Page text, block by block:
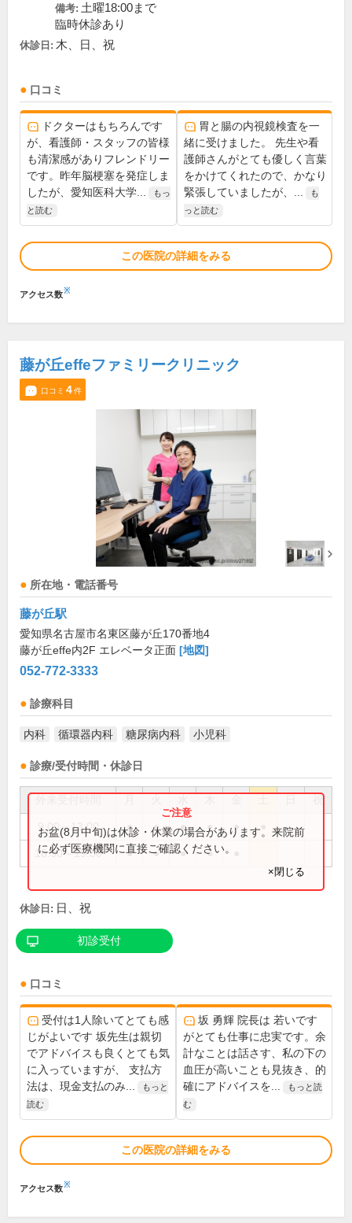
備考: 土曜18:00まで
臨時休診あり
休診日: 木、日、祝
口コミ
ドクターはもちろんです
が、看護師・スタッフの皆様
も清潔感がありフレンドリー
です。昨年脳梗塞を発症しま
したが、愛知医科大学...
もっ
と読む
胃と腸の内視鏡検査を一
緒に受けました。 先生や看
護師さんがとても優しく言葉
をかけてくれたので、かなり
緊張していましたが、...
も
っと読む
この医院の詳細をみる
アクセス数※
藤が丘effeファミリークリニック
口コミ 4件
所在地・電話番号
藤が丘駅
愛知県名古屋市名東区藤が丘170番地4
藤が丘effe内2F エレベータ正面 [地図]
052-772-3333
診療科目
内科 循環器内科 糖尿病内科 小児科
診療/受付時間・休診日
祝
9:00～13:00 ● ● ● ● ●
16:30～19:30 ● ● ● ●
お盆(8月中旬)は休診・休業の場合があります。来院前
に必ず医療機関に直接ご確認ください。
×閉じる
休診日: 日、祝
初診受付
口コミ
受付は1人除いてとても感
じがよいです 坂先生は親切
でアドバイスも良くとても気
に入っていますが、 支払方
法は、現金支払のみ...
もっと
読む
坂 勇輝 院長は 若いです
がとても仕事に忠実です。余
計なことは話さす、私の下の
血圧が高いことも見抜き、的
確にアドバイスを...
もっと読
む
この医院の詳細をみる
アクセス数※